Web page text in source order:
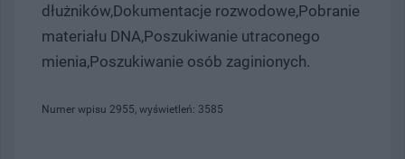
dłużników,Dokumentacje rozwodowe,Pobranie
materiału DNA,Poszukiwanie utraconego
mienia,Poszukiwanie osób zaginionych.
Numer wpisu 2955, wyświetleń: 3585